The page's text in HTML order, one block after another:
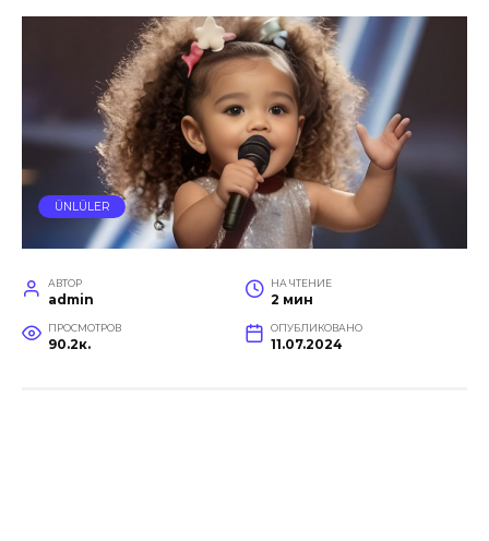
ÜNLÜLER
АВТОР
admin
НА ЧТЕНИЕ
2 мин
ПРОСМОТРОВ
90.2к.
ОПУБЛИКОВАНО
11.07.2024